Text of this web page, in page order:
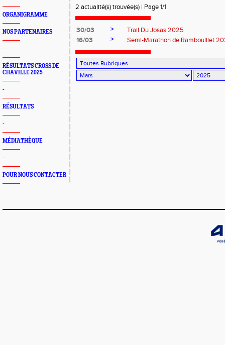
ORGANIGRAMME
NOS PARTENAIRES
-
RÉSULTATS CROSS DE
CHAVILLE 2025
-
RÉSULTATS
-
MÉDIATHÈQUE
-
POUR NOUS CONTACTER
2 actualité(s) trouvée(s) | Page 1/1
30/03 >
Trail Du Josas 2025
16/03
> Semi-Marathon de Rambouillet